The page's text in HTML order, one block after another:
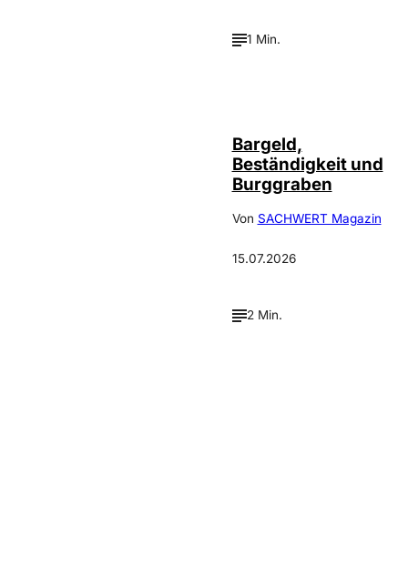
1 Min.
Bargeld,
Beständigkeit und
Burggraben
Von SACHWERT Magazin
15.07.2026
2 Min.